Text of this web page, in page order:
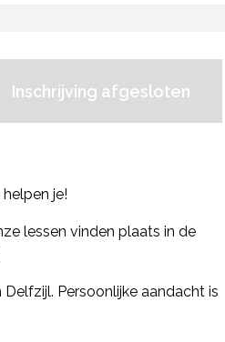
Inschrijving afgesloten
je!
lessen vinden plaats in de
Persoonlijke aandacht is